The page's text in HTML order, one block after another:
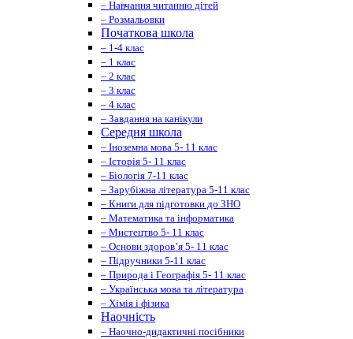
– Навчання читанню дітей
– Розмальовки
Початкова школа
– 1-4 клас
– 1 клас
– 2 клас
– 3 клас
– 4 клас
– Завдання на канікули
Середня школа
– Іноземна мова 5- 11 клас
– Історія 5- 11 клас
– Біологія 7-11 клас
– Зарубіжна література 5-11 клас
– Книги для підготовки до ЗНО
– Математика та інформатика
– Мистецтво 5- 11 клас
– Основи здоров’я 5- 11 клас
– Підручники 5-11 клас
– Природа і Географія 5- 11 клас
– Українська мова та література
– Хімія і фізика
Наочність
– Наочно-дидактичні посібники